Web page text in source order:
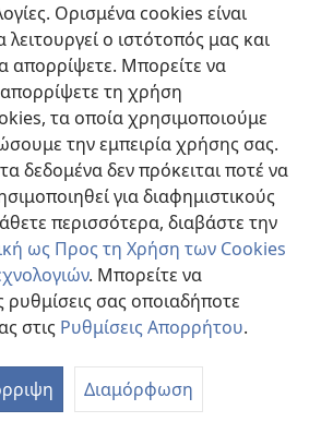
Ορισμένα cookies είναι
λειτουργεί ο ιστότοπός μας και
απορρίψετε. Μπορείτε να
τη χρήση
τα οποία χρησιμοποιούμε
την εμπειρία χρήσης σας.
δεδομένα δεν πρόκειται ποτέ να
για διαφημιστικούς
περισσότερα, διαβάστε την
ως Προς τη Χρήση των Cookies
. Μπορείτε να
ρυθμίσεις σας οποιαδήποτε
στις Ρυθμίσεις Απορρήτου.
Διαμόρφωση
Εντολές του Θεού;
να τις τηρούν οι